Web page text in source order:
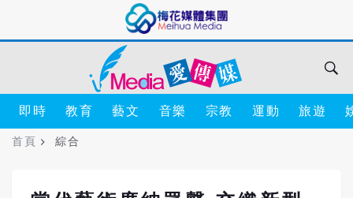
即時 教育 藝文 音樂 宗教 運動 旅遊
首頁 綜合